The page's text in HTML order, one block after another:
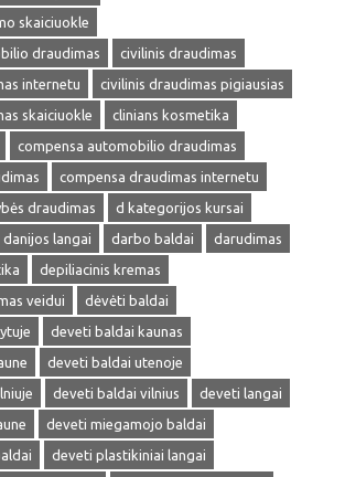
skaiciuokle
draudimas
civilinis draudimas
internetu
civilinis draudimas pigiausias
skaiciuokle
clinians kosmetika
compensa automobilio draudimas
compensa draudimas internetu
draudimas
d kategorijos kursai
danijos langai darbo baldai
darudimas
depiliacinis kremas
veidui
dėvėti baldai
deveti baldai kaunas
deveti baldai utenoje
deveti baldai vilnius
deveti langai
deveti miegamojo baldai
deveti plastikiniai langai